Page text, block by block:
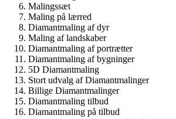
Malingssæt
Maling på lærred
Diamantmaling af dyr
Maling af landskaber
Diamantmaling af portrætter
Diamantmaling af bygninger
5D Diamantmaling
Stort udvalg af Diamantmalinger
Billige Diamantmalinger
Diamantmaling tilbud
Diamantmaling på tilbud